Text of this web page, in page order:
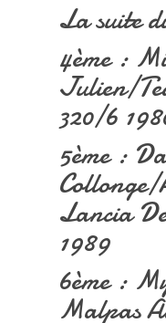
La suite
4ème :
Julien/
320/6
5ème :
Lancia
1989
6ème :
Malpas